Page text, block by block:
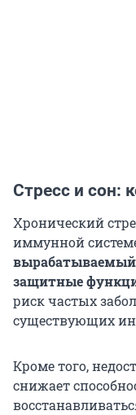
Стресс и сон:
Хронический
иммунной
вырабатываемый
защитные
риск частых
существующих
Кроме того,
снижает